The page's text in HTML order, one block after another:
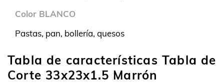
Color BLANCO
Pastas, pan, bollería, quesos
Tabla de características Tabla de
Corte 33x23x1.5 Marrón